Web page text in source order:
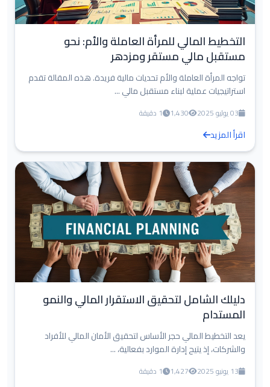
التخطيط المالي للمرأة العاملة والأم: نحو
مستقبل مالي مستقر ومزدهر
تواجه المرأة العاملة والأم تحديات مالية فريدة. هذه المقالة تقدم
استراتيجيات عملية لبناء مستقبل مالي ...
03 يوليو 2025 1,430 1 دقيقة
اقرأ المزيد
دليلك الشامل لتحقيق الاستقرار المالي والنمو
المستدام
يعد التخطيط المالي حجر الأساس لتحقيق الأمان المالي للأفراد
والشركات، إذ يتيح إدارة الموارد بفعالية، ...
13 يونيو 2025 1,427 1 دقيقة